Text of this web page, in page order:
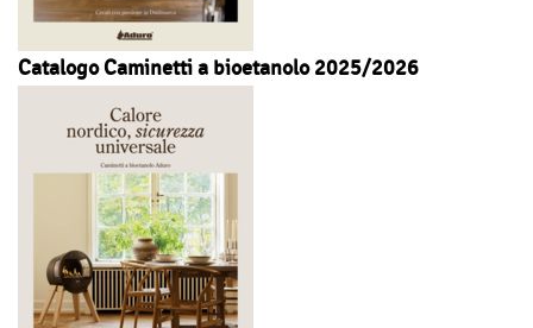
Catalogo Caminetti a bioetanolo 2025/2026